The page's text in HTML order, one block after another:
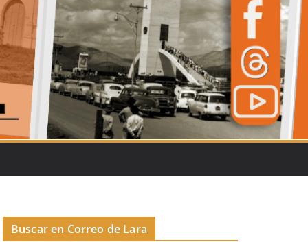
Buscar en Correo de Lara